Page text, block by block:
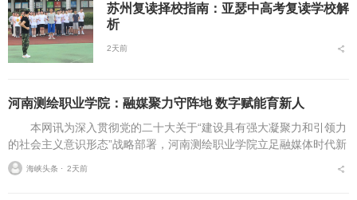
苏州复读择校指南：亚瑟中高考复读学校解
析
2天前
河南测绘职业学院：融媒聚力守阵地 数字赋能育新人
本网讯为深入贯彻党的二十大关于“建设具有强大凝聚力和引领力
的社会主义意识形态”战略部署，河南测绘职业学院立足融媒体时代新
挑战，扎实推进在风险研判、机制创新、技术赋能、实践育人等方面
的路径分析与研...
海峡头条 ⋅ 2天前